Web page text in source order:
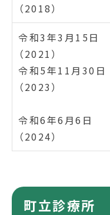
（2018）
令和3年3月15日
（2021）
令和5年11月30日
（2023）
令和6年6月6日
（2024）
町立診療所